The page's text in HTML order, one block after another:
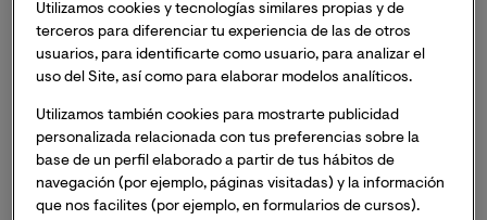
Miembro de la Asociación de Enfermería Comunitaria
De España y secretario de la Sociedad Española de
Salud Pública y Administración Sanitaria SESPAS.
Dra. Gemma Navarro Rubio, doctora en Medicina,
especialista en Medicina Preventiva y Salud Pública.
Utilizamos cookies y tecnologías similares propias y de
terceros para diferenciar tu experiencia de las de otros
usuarios, para identificarte como usuario, para analizar el
uso del Site, así como para elaborar modelos analíticos.
Utilizamos también cookies para mostrarte publicidad
personalizada relacionada con tus preferencias sobre la
base de un perfil elaborado a partir de tus hábitos de
navegación (por ejemplo, páginas visitadas) y la información
que nos facilites (por ejemplo, en formularios de cursos).